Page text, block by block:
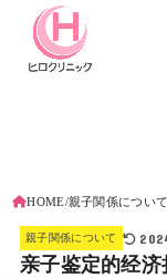
HOME 親子関係につい
親子関係について
亲子鉴定的经济